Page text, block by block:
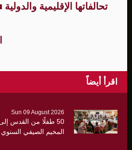
تحالفاتها الإقليمية والدولية
اقرأ أيضاً
Sun 09 August 2026
50 طفلًا من القدس
المخيم الصيفي السنوي